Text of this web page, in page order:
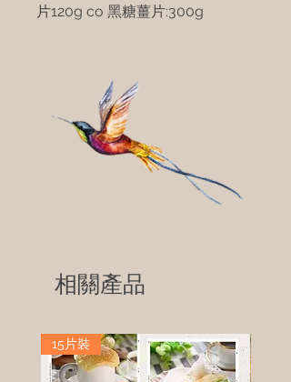
片120g co 黑糖薑片:300g
相關產品
15片裝